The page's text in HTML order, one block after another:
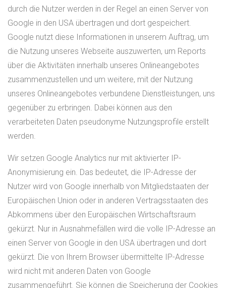
durch die Nutzer werden in der Regel an einen Server von
Google in den USA übertragen und dort gespeichert.
Google nutzt diese Informationen in unserem Auftrag, um
die Nutzung unseres Webseite auszuwerten, um Reports
über die Aktivitäten innerhalb unseres Onlineangebotes
zusammenzustellen und um weitere, mit der Nutzung
unseres Onlineangebotes verbundene Dienstleistungen, uns
gegenüber zu erbringen. Dabei können aus den
verarbeiteten Daten pseudonyme Nutzungsprofile erstellt
werden.
Wir setzen Google Analytics nur mit aktivierter IP-
Anonymisierung ein. Das bedeutet, die IP-Adresse der
Nutzer wird von Google innerhalb von Mitgliedstaaten der
Europäischen Union oder in anderen Vertragsstaaten des
Abkommens über den Europäischen Wirtschaftsraum
gekürzt. Nur in Ausnahmefällen wird die volle IP-Adresse an
einen Server von Google in den USA übertragen und dort
gekürzt. Die von Ihrem Browser übermittelte IP-Adresse
wird nicht mit anderen Daten von Google
zusammengeführt. Sie können die Speicherung der Cookies